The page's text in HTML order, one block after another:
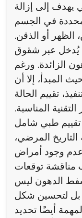
يهدف إلى إزالة
في الجسم
الظهر أو الذقن.
يُدخل عبر شقوق
الزائدة. ورغم
المبدأ، إلا أن
تقييم الحالة
المناسبة.
تقييم طبي شامل
المرضي،
وجود أمراض
مناقشة توقعات
الدهون ليس
بل لتحسين شكل
أيضًا تحديد